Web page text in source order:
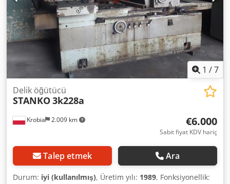
tırnağı makineye takılıdır!) - Taşlanacak maks. matkap ucu
uzunluğu 140° merkez açıda yaklaşık 700 mm - Taşlama
diskinin kesme hızı 25 m/saniye - Merkezi yağlama -
tabana monte edilmiş merkezi soğutma sistemi Makine bir
dizi aksesuar/donanım ile birlikte tedarik edilir. *
1 /7
Krobia 2.009 km
Delik öğütücü
STANKO3k228a
€6.000
Sabit fiyat KDV hariç
Talep etmek Ara
Durum: iyi (kullanılmış), Üretim yılı: 1989, Fonksiyonellik: